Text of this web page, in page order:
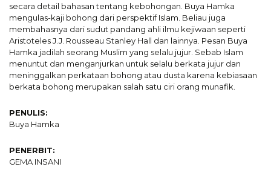
secara detail bahasan tentang kebohongan. Buya Hamka
mengulas-kaji bohong dari perspektif Islam. Beliau juga
membahasnya dari sudut pandang ahli ilmu kejiwaan seperti
Aristoteles J.J. Rousseau Stanley Hall dan lainnya. Pesan Buya
Hamka jadilah seorang Muslim yang selalu jujur. Sebab Islam
menuntut dan menganjurkan untuk selalu berkata jujur dan
meninggalkan perkataan bohong atau dusta karena kebiasaan
berkata bohong merupakan salah satu ciri orang munafik.
PENULIS:
Buya Hamka
PENERBIT:
GEMA INSANI